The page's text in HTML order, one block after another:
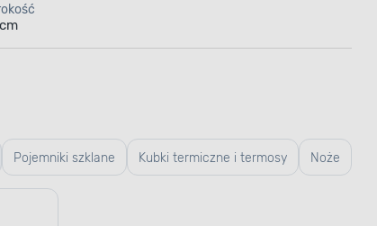
Pojemniki szklane Kubki termiczne i termosy Noże